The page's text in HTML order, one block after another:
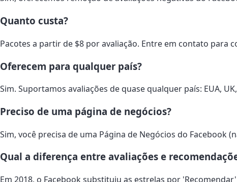
Quanto custa?
Pacotes a partir de $8 por avaliação. Entre em contato para
Oferecem para qualquer país?
Sim. Suportamos avaliações de quase qualquer país: EUA,
Preciso de uma página de negócios?
Sim, você precisa de uma Página de Negócios do Facebook
Qual a diferença entre avaliações e
Em 2018, o Facebook substituiu as estrelas por